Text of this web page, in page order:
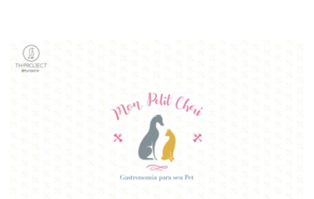
MON PETIT CHÉRI